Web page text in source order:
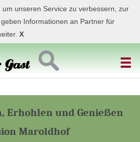
, um unseren Service zu verbessern, zur
Informationen an Partner für
X
Erhohlen und Genießen
Maroldhof